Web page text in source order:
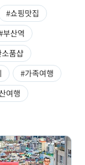
#쇼핑맛집
부산역
품샵
#가족여행
여행